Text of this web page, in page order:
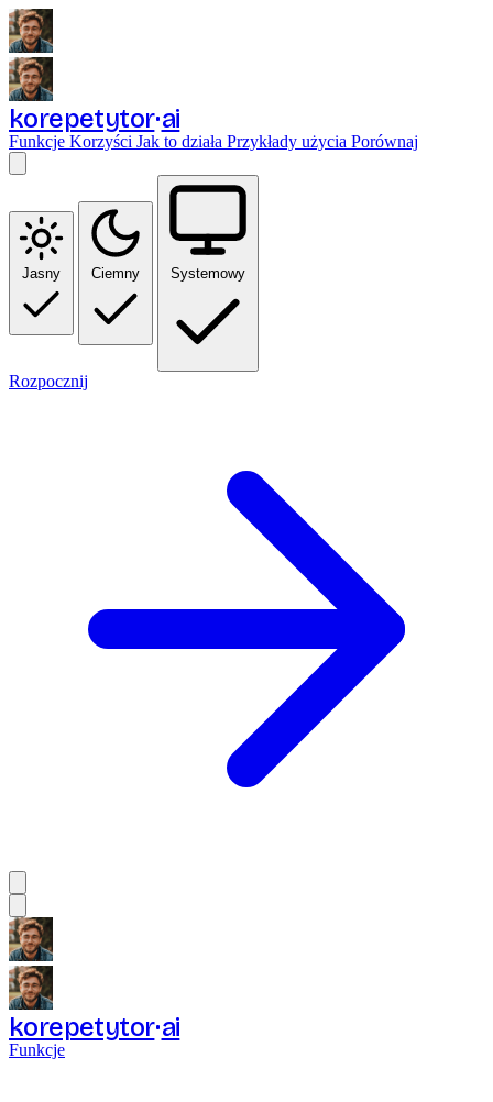
korepetytor ai
Funkcje Korzyści Jak to działa Przykłady użycia Porównaj
Jasny Ciemny Systemowy
Rozpocznij
korepetytor ai
Funkcje